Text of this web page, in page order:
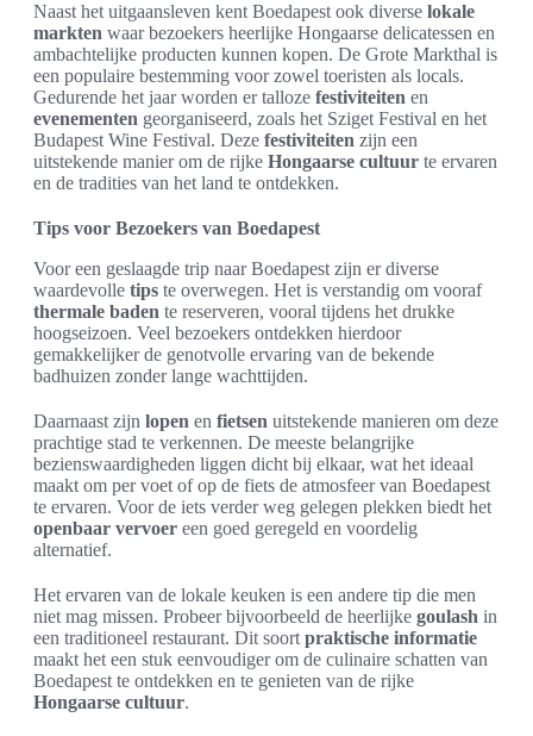
Naast het uitgaansleven kent Boedapest ook diverse lokale
markten waar bezoekers heerlijke Hongaarse delicatessen en
ambachtelijke producten kunnen kopen. De Grote Markthal is
een populaire bestemming voor zowel toeristen als locals.
Gedurende het jaar worden er talloze festiviteiten en
evenementen georganiseerd, zoals het Sziget Festival en het
Budapest Wine Festival. Deze festiviteiten zijn een
uitstekende manier om de rijke Hongaarse cultuur te ervaren
en de tradities van het land te ontdekken.
Tips voor Bezoekers van Boedapest
Voor een geslaagde trip naar Boedapest zijn er diverse
waardevolle tips te overwegen. Het is verstandig om vooraf
thermale baden te reserveren, vooral tijdens het drukke
hoogseizoen. Veel bezoekers ontdekken hierdoor
gemakkelijker de genotvolle ervaring van de bekende
badhuizen zonder lange wachttijden.
Daarnaast zijn lopen en fietsen uitstekende manieren om deze
prachtige stad te verkennen. De meeste belangrijke
bezienswaardigheden liggen dicht bij elkaar, wat het ideaal
maakt om per voet of op de fiets de atmosfeer van Boedapest
te ervaren. Voor de iets verder weg gelegen plekken biedt het
openbaar vervoer een goed geregeld en voordelig
alternatief.
Het ervaren van de lokale keuken is een andere tip die men
niet mag missen. Probeer bijvoorbeeld de heerlijke goulash in
een traditioneel restaurant. Dit soort praktische informatie
maakt het een stuk eenvoudiger om de culinaire schatten van
Boedapest te ontdekken en te genieten van de rijke
Hongaarse cultuur.